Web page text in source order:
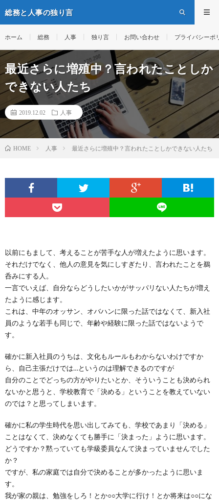
総務と人事の独り言
ホーム 総務 人事 独り言 お問い合わせ プライバシーポ
最近さらに増殖中？言われたことしか
できない人たち
2019.12.02 人事
HOME 人事 最近さらに増殖中？言われたことしかできない人たち
以前にもまして、考えることが苦手な人が増えたように思います。
それだけでなく、他人の意見を気にしすぎたり、言われたことを鵜
呑みにする人。
一言でいえば、自分ならどうしたいかがサッパリない人たちが増え
たように感じます。
これは、中年のオッサン、オバハンに限った話ではなくて、新入社
員のような若手も同じで、年齢や経験に限った話ではないようで
す。
確かに新入社員のうちは、文化もルールもわからないわけですか
ら、自己主張だけでは…というのは理解できるのですが
自分のことでどっちの方がやりたいとか、そういうことも決められ
ないかと思うと、学校教育で「決める」ということを教えていない
のでは？と思ってしまいます。
確かに私の学生時代を思い出してみても、学校であまり「決める」
ことはなくて、決めなくても勝手に「決まった」ように思います。
どうですか？黙っていても学級委員なんて決まっていませんでした
か？
ですが、私の家庭では自分で決めることが多かったように思いま
す。
我が家の親は、勉強をしろ！とか○○大学に行け！とか将来は○○にな